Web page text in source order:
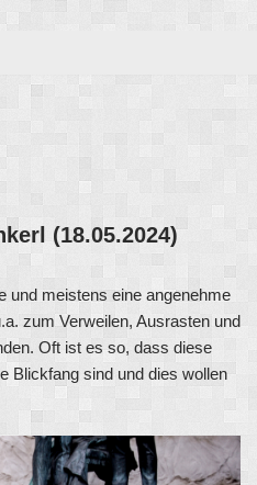
(18.05.2024)
und meistens eine angenehme
zum Verweilen, Ausrasten und
Oft ist es so, dass diese
Blickfang sind und dies wollen